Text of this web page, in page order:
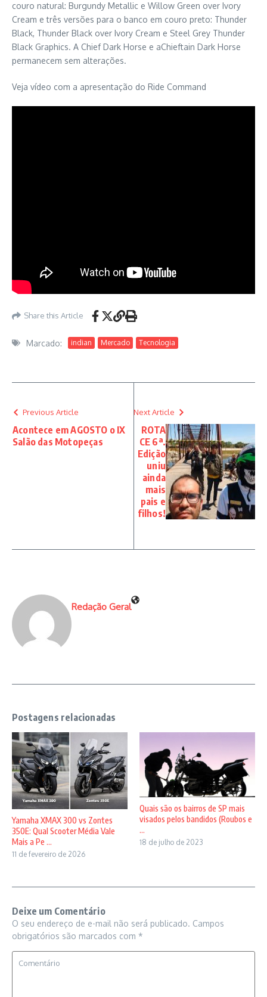
couro natural: Burgundy Metallic e Willow Green over Ivory
Cream e três versões para o banco em couro preto: Thunder
Black, Thunder Black over Ivory Cream e Steel Grey Thunder
Black Graphics. A Chief Dark Horse e aChieftain Dark Horse
permanecem sem alterações.
Veja vídeo com a apresentação do Ride Command
Share this Article
Marcado: indian Mercado Tecnologia
Previous Article
Acontece em AGOSTO o IX
Salão das Motopeças
Next Article
ROTA
CE 6ª.
Edição
uniu
ainda
mais
pais e
filhos!
Redação Geral
Postagens relacionadas
Yamaha XMAX 300 vs Zontes
350E: Qual Scooter Média Vale
Mais a Pe ...
11 de fevereiro de 2026
Quais são os bairros de SP mais
visados pelos bandidos (Roubos e
...
18 de julho de 2023
Deixe um Comentário
O seu endereço de e-mail não será publicado. Campos
obrigatórios são marcados com *